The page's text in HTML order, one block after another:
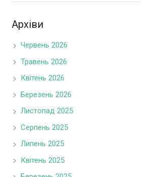
Архіви
Червень 2026
Травень 2026
Квітень 2026
Березень 2026
Листопад 2025
Серпень 2025
Липень 2025
Квітень 2025